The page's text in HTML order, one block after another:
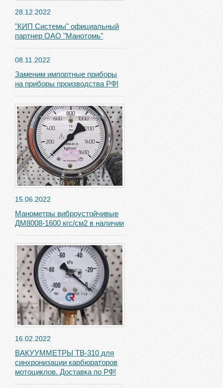
28.12.2022
"КИП Системы" официальный
партнер ОАО "Манотомь"
08.11.2022
Заменим импортные приборы
на приборы производства РФ!
15.06.2022
Манометры виброустойчивые
ДМ8008-1600 кгс/см2 в наличии
16.02.2022
ВАКУУММЕТРЫ ТВ-310 для
синхронизации карбюраторов
мотоциклов. Доставка по РФ!